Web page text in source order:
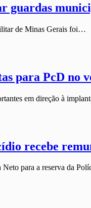
guardas
de Minas Gerais foi…
para PcD no
em direção à
recebe
Neto para a reserva da